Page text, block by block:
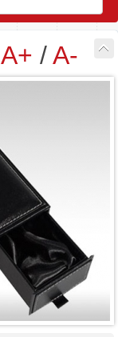
A+ /A-